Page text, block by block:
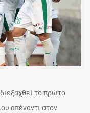
το πρώτο
απέναντι στον